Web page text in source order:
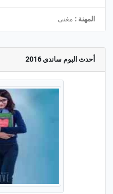
المهنة : مغنى
أحدث البوم ساندي 2016